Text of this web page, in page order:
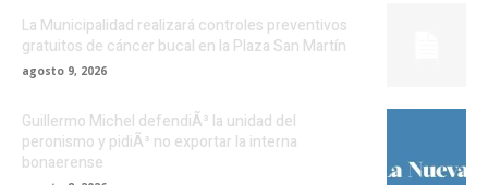
La Municipalidad realizará controles preventivos
gratuitos de cáncer bucal en la Plaza San Martín
agosto 9, 2026
Guillermo Michel defendiÃ³ la unidad del
peronismo y pidiÃ³ no exportar la interna
bonaerense